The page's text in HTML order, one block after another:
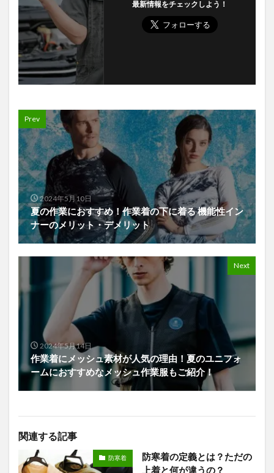
最新情報をチェックしよう！
Prev
2024年5月10日
夏の作業におすすめ！作業着の下に着る 機能性イン
ナーのメリット・デメリット
Next
2024年5月14日
作業着にメッシュ素材が人気の理由！夏のユニフォ
ームにおすすめなメッシュ作業服もご紹介！
関連する記事
防寒着
防寒着の定義とは？ただの
上着と何が違うの？